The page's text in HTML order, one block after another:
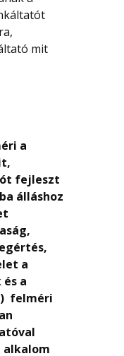
mit
a
fejleszt
álláshoz
a
a
felméri
alkalom